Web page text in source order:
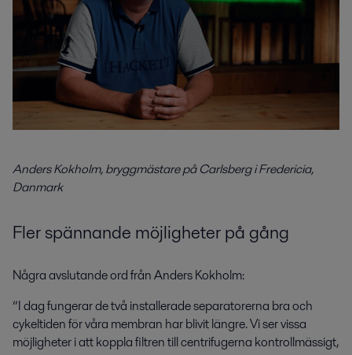
Anders Kokholm, bryggmästare på Carlsberg i Fredericia,
Danmark
Fler spännande möjligheter på gång
Några avslutande ord från Anders Kokholm:
”I dag fungerar de två installerade separatorerna bra och
cykeltiden för våra membran har blivit längre. Vi ser vissa
möjligheter i att koppla filtren till centrifugerna kontrollmässigt,